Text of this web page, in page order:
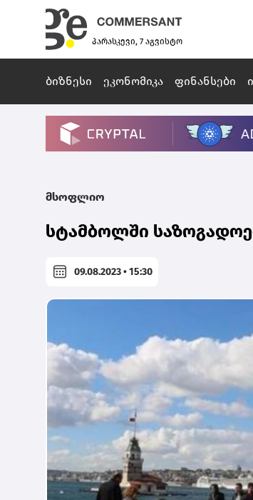
პარასკევი, 7 აგვისტო
ბიზნესი ეკონომიკა ფინანსები
მსოფლიო
სტამბოლში
09.08.2023 • 15:30